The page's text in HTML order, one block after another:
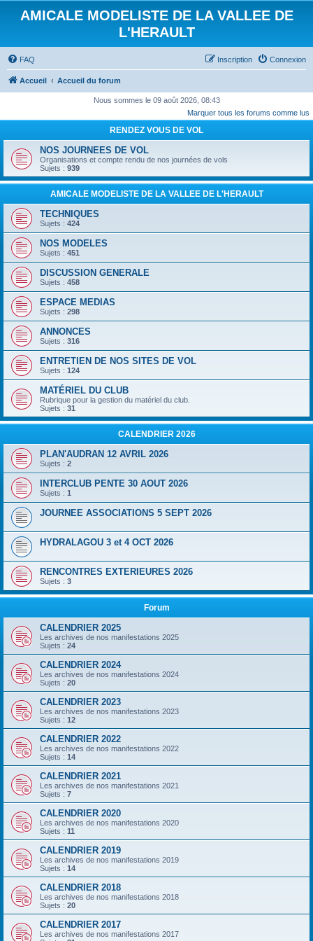
AMICALE MODELISTE DE LA VALLEE DE
L'HERAULT
FAQ Connexion
Inscription
Accueil Accueil du forum
Nous sommes le 09 août 2026, 08:43
Marquer tous les forums comme lus
RENDEZ VOUS DE VOL
NOS JOURNEES DE VOL
Organisations et compte rendu de nos journées de vols
Sujets : 939
AMICALE MODELISTE DE LA VALLEE DE L'HERAULT
TECHNIQUES
Sujets : 424
NOS MODELES
Sujets : 451
DISCUSSION GENERALE
Sujets : 458
ESPACE MEDIAS
Sujets : 298
ANNONCES
Sujets : 316
ENTRETIEN DE NOS SITES DE VOL
Sujets : 124
MATÉRIEL DU CLUB
Rubrique pour la gestion du matériel du club.
Sujets : 31
CALENDRIER 2026
PLAN'AUDRAN 12 AVRIL 2026
Sujets : 2
INTERCLUB PENTE 30 AOUT 2026
Sujets : 1
JOURNEE ASSOCIATIONS 5 SEPT 2026
HYDRALAGOU 3 et 4 OCT 2026
RENCONTRES EXTERIEURES 2026
Sujets : 3
Forum
CALENDRIER 2025
Les archives de nos manifestations 2025
Sujets : 24
CALENDRIER 2024
Les archives de nos manifestations 2024
Sujets : 20
CALENDRIER 2023
Les archives de nos manifestations 2023
Sujets : 12
CALENDRIER 2022
Les archives de nos manifestations 2022
Sujets : 14
CALENDRIER 2021
Les archives de nos manifestations 2021
Sujets : 7
CALENDRIER 2020
Les archives de nos manifestations 2020
Sujets : 11
CALENDRIER 2019
Les archives de nos manifestations 2019
Sujets : 14
CALENDRIER 2018
Les archives de nos manifestations 2018
Sujets : 20
CALENDRIER 2017
Les archives de nos manifestations 2017